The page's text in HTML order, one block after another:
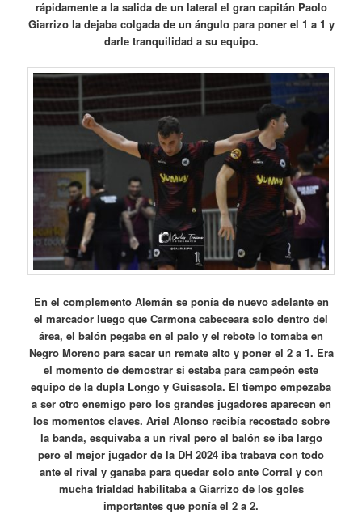
rápidamente a la salida de un lateral el gran capitán Paolo
Giarrizo la dejaba colgada de un ángulo para poner el 1 a 1 y
darle tranquilidad a su equipo.
En el complemento Alemán se ponía de nuevo adelante en
el marcador luego que Carmona cabeceara solo dentro del
área, el balón pegaba en el palo y el rebote lo tomaba en
Negro Moreno para sacar un remate alto y poner el 2 a 1. Era
el momento de demostrar si estaba para campeón este
equipo de la dupla Longo y Guisasola. El tiempo empezaba
a ser otro enemigo pero los grandes jugadores aparecen en
los momentos claves. Ariel Alonso recibía recostado sobre
la banda, esquivaba a un rival pero el balón se iba largo
pero el mejor jugador de la DH 2024 iba trabava con todo
ante el rival y ganaba para quedar solo ante Corral y con
mucha frialdad habilitaba a Giarrizo de los goles
importantes que ponía el 2 a 2.